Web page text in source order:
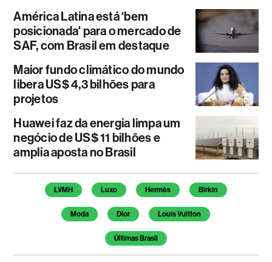
América Latina está ‘bem
posicionada' para o mercado de
SAF, com Brasil em destaque
Maior fundo climático do mundo
libera US$ 4,3 bilhões para
projetos
Huawei faz da energia limpa um
negócio de US$ 11 bilhões e
amplia aposta no Brasil
Temas deste artigo
LVMH Luxo Hermès Birkin
Moda Dior Louis Vuitton
Últimas Brasil